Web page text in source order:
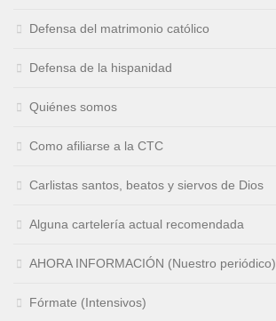
Defensa del matrimonio católico
Defensa de la hispanidad
Quiénes somos
Como afiliarse a la CTC
Carlistas santos, beatos y siervos de Dios
Alguna cartelería actual recomendada
AHORA INFORMACIÓN (Nuestro periódico)
Fórmate (Intensivos)